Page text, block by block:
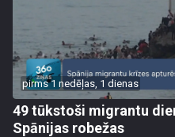
pirms 1 nedēļas, 1 dienas
49 tūkstoši migrantu
Spānijas robežas